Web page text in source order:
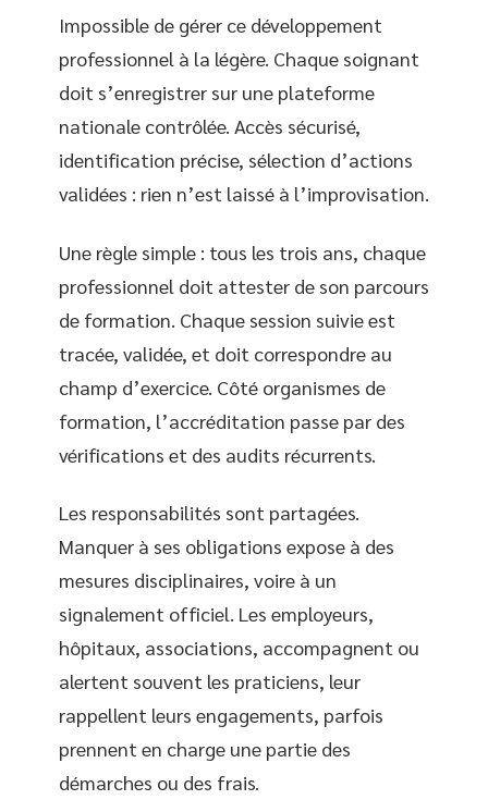
Impossible de gérer ce développement
professionnel à la légère. Chaque soignant
doit s’enregistrer sur une plateforme
nationale contrôlée. Accès sécurisé,
identification précise, sélection d’actions
validées : rien n’est laissé à l’improvisation.
Une règle simple : tous les trois ans, chaque
professionnel doit attester de son parcours
de formation. Chaque session suivie est
tracée, validée, et doit correspondre au
champ d’exercice. Côté organismes de
formation, l’accréditation passe par des
vérifications et des audits récurrents.
Les responsabilités sont partagées.
Manquer à ses obligations expose à des
mesures disciplinaires, voire à un
signalement officiel. Les employeurs,
hôpitaux, associations, accompagnent ou
alertent souvent les praticiens, leur
rappellent leurs engagements, parfois
prennent en charge une partie des
démarches ou des frais.